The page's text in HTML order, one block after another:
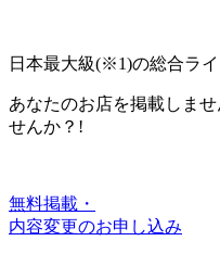
日本最大級(※1)の総合ラ
あなたのお店を掲載しませ
せんか？!
無料掲載・
内容変更のお申し込み